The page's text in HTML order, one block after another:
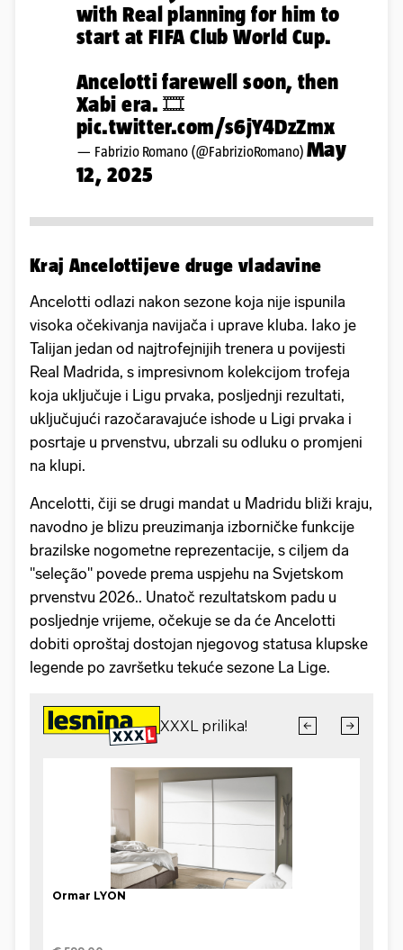
with Real planning for him to
start at FIFA Club World Cup.
Ancelotti farewell soon, then
Xabi era. 🎞️
pic.twitter.com/s6jY4DzZmx
— Fabrizio Romano (@FabrizioRomano) May
12, 2025
Kraj Ancelottijeve druge vladavine
Ancelotti odlazi nakon sezone koja nije ispunila
visoka očekivanja navijača i uprave kluba. Iako je
Talijan jedan od najtrofejnijih trenera u povijesti
Real Madrida, s impresivnom kolekcijom trofeja
koja uključuje i Ligu prvaka, posljednji rezultati,
uključujući razočaravajuće ishode u Ligi prvaka i
posrtaje u prvenstvu, ubrzali su odluku o promjeni
na klupi.
Ancelotti, čiji se drugi mandat u Madridu bliži kraju,
navodno je blizu preuzimanja izborničke funkcije
brazilske nogometne reprezentacije, s ciljem da
"seleção" povede prema uspjehu na Svjetskom
prvenstvu 2026.. Unatoč rezultatskom padu u
posljednje vrijeme, očekuje se da će Ancelotti
dobiti oproštaj dostojan njegovog statusa klupske
legende po završetku tekuće sezone La Lige.